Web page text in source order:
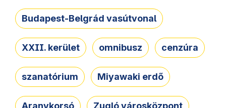
Budapest-Belgrád vasútvonal
XXII. kerület omnibusz cenzúra
szanatórium Miyawaki erdő
Aranykorsó Zugló városközpont